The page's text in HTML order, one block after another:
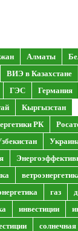
Алматы
ВИЭ в Казахстане
ГЭС Германия
Кыргызстан
РК
газ
инвестиции
солнечная